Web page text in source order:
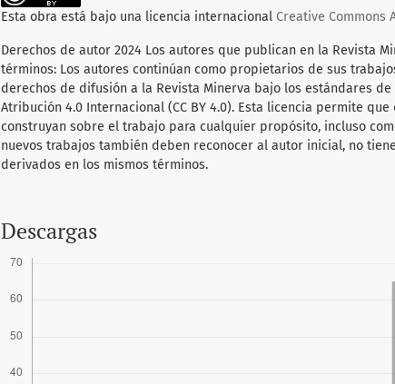
Esta obra está bajo una licencia internacional Creative Commons
Derechos de autor 2024 Los autores que publican en la Revista
términos: Los autores continúan como propietarios de sus
derechos de difusión a la Revista Minerva bajo los estándares de
Atribución 4.0 Internacional (CC BY 4.0). Esta licencia permite
construyan sobre el trabajo para cualquier propósito, incluso
nuevos trabajos también deben reconocer al autor inicial, no
derivados en los mismos términos.
Descargas